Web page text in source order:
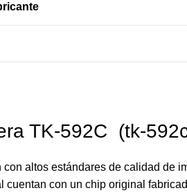
TK-592C (tk-
con altos estándares de calidad de
cuentan con un chip original